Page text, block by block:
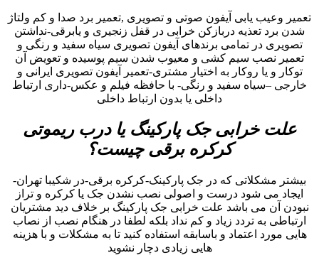
تعمیر وعیب یابی آیفون صوتی و تصویری ,تعمیر برد صدا و کم ولتاژ
شدن برد تعذیه دربازکن خرابی در قفل زنجیری و یابرقی-نداشتن
تصویری در تمامی برندهای آیفون تصویری سیاه سفید و رنگی و
تعمیر نصب سیم کشی و معیوب شدن سیم پوسیده و تعویض آن
توکار و یا روکار به اختیار مشتری-تعمیر آیفون تصویری ایرانی و
خارجی –سیاه سفید و رنگی- با حافظه فیلم و عکس-داری ارتباط
داخلی یا بدون ارتباط داخلی
علت خرابی جک پارکینگ یا درب ریموتی
کرکره برقی چیست؟
بیشتر مشکلاتی که در جک پارکینک-کرکره برقی-در شکیبا تهران-
ایجاد می شود درست و اصولی نصب نشدن جک یا کرکره و تراز
نبودن آن می باشد علت خرابی جک پارکینگ بر خلاف دید مشتریان
ارتباطی به تردد زیاد و کم نداد بلکه لطفا در هنگام نصب از نصاب
هایی مورد اعتماد و باسابقه استفاده کنید تا به مشکلات و با هزینه
هایی زیادی دچار نشوید